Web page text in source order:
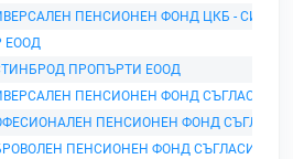
ПЕНСИОНЕН ФОНД ЦКБ - СИЛА
ЕООД
ПРОПЪРТИ ЕООД
ПЕНСИОНЕН ФОНД СЪГЛАСИЕ
ПЕНСИОНЕН ФОНД СЪГЛАСИЕ
ПЕНСИОНЕН ФОНД СЪГЛАСИЕ